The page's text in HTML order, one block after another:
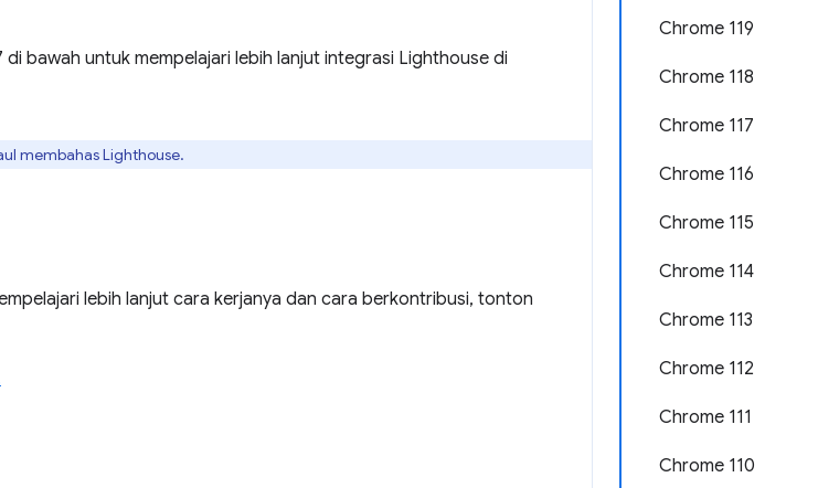
Chrome 119
Chrome 118
Chrome 117
Chrome 116
Chrome 115
Chrome 114
Chrome 113
Chrome 112
Chrome 111
Chrome 110
bawah untuk mempelajari lebih lanjut integrasi Lighthouse di
membahas Lighthouse.
lebih lanjut cara kerjanya dan cara berkontribusi, tonton